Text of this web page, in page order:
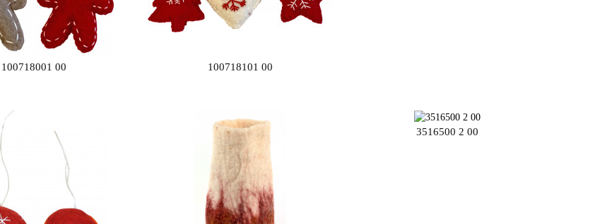
100718001 00 100718101 00
3516500 2 00